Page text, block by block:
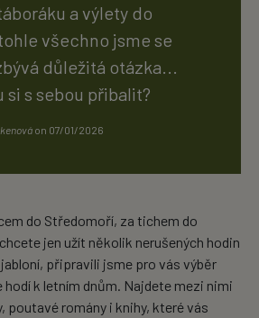
a výlety do
všechno jsme se
důležitá otázka...
si s sebou přibalit?
on 07/01/2026
do Středomoří, za tichem do
jen užít několik nerušených hodin
připravili jsme pro vás výběr
k letním dnům. Najdete mezi nimi
romány i knihy, které vás